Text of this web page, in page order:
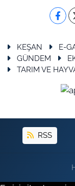
KEŞAN E-
GÜNDEM
TARIM VE
RSS